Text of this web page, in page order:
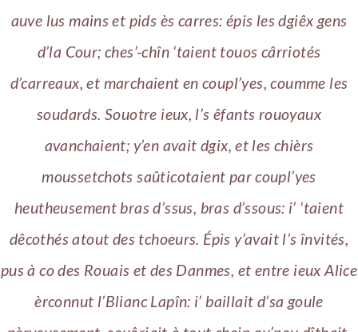
auve lus mains et pids ès carres: épis les dgiêx gens
d’la Cour; ches’-chîn ‘taient touos cârriotés
d’carreaux, et marchaient en coupl’yes, coumme les
soudards. Souotre ieux, l’s êfants rouoyaux
avanchaient; y’en avait dgix, et les chièrs
moussetchots saûticotaient par coupl’yes
heutheusement bras d’ssus, bras d’ssous: i’ ‘taient
dêcothés atout des tchoeurs. Épis y’avait l’s învités,
pus à co des Rouais et des Danmes, et entre ieux Alice
èrconnut l’Blianc Lapîn: i’ baillait d’sa goule